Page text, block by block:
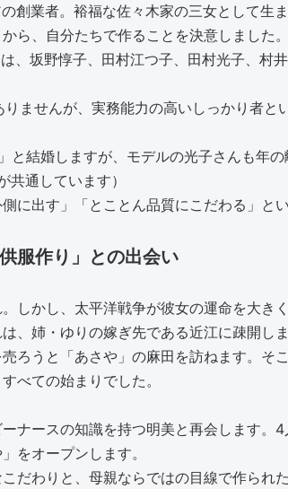
創業者。裕福な佐々木家の三女として生
ら、自分たちで作ることを決意しました。
坂野惇子、田村江つ子、田村光子、村
ませんが、実務能力の高いしっかり者
結婚しますが、モデルの光子さんも年の
通しています）
に出す」「とことん品質にこだわる」
服作り」との出会い
しかし、太平洋戦争が彼女の運命を大き
、姉・ゆりの嫁ぎ先である近江に疎開し
ろうと「あさや」の麻田を訪ねます。そ
べての始まりでした。
ナースの知識を持つ明美と再会します
をオープンします。
だわりと、母親ならではの目線で作られ